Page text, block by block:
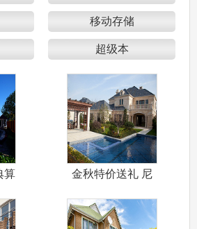
移动存储
超级本
算
金秋特价送礼 尼